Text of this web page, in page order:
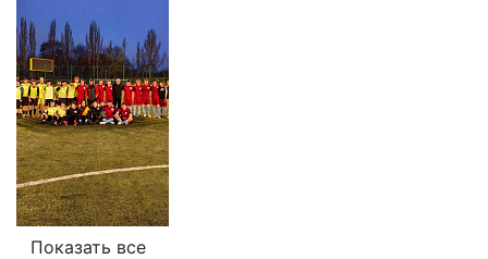
Показать все